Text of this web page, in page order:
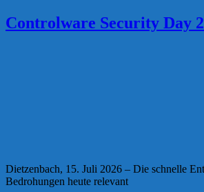
Controlware Security Day
Dietzenbach, 15. Juli 2026 – Die schnelle
Bedrohungen heute relevant